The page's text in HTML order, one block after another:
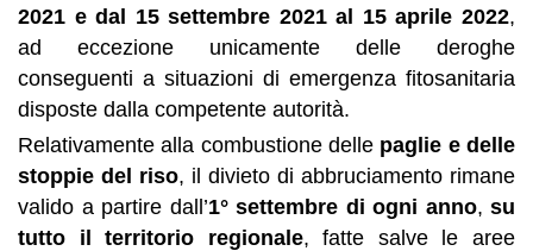
2021 e dal 15 settembre 2021 al 15 aprile 2022,
ad eccezione unicamente delle deroghe
conseguenti a situazioni di emergenza fitosanitaria
disposte dalla competente autorità.
Relativamente alla combustione delle paglie e delle
stoppie del riso, il divieto di abbruciamento rimane
valido a partire dall’1° settembre di ogni anno, su
tutto il territorio regionale,
fatte salve le aree